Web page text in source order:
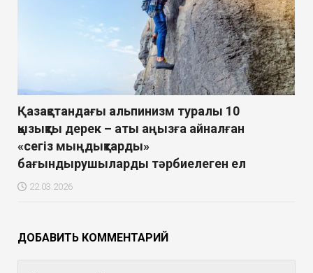
Қазақстандағы альпинизм туралы 10
қызықты дерек – аты аңызға айналған
«сегіз мыңдықтарды»
бағындырушыларды тәрбиелеген ел
22.03.2026
ДОБАВИТЬ КОММЕНТАРИЙ